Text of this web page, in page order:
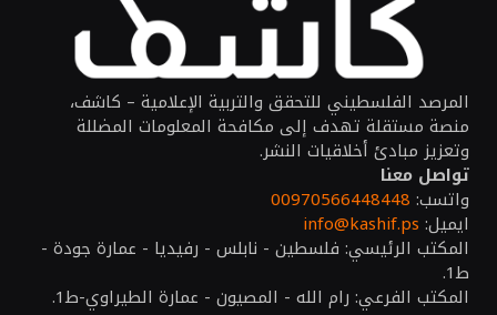
المرصد الفلسطيني للتحقق والتربية الإعلامية – كاشف،
منصة مستقلة تهدف إلى مكافحة المعلومات المضللة
وتعزيز مبادئ أخلاقيات النشر.
تواصل معنا
واتسب: 00970566448448
ايميل: info@kashif.ps
المكتب الرئيسي: فلسطين - نابلس - رفيديا - عمارة جودة -
ط1.
المكتب الفرعي: رام الله - المصيون - عمارة الطيراوي-ط1.